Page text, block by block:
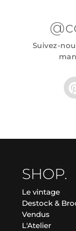
Suivez-
SHOP.
Le vintage
Destock &
Vendus
L'Atelier